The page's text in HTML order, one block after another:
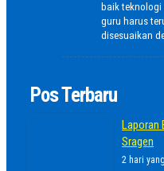
baik
guru harus
disesuaikan
Pos Terbaru
Laporan
Sragen
2 hari